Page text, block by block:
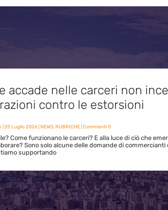
accade nelle carceri non
contro le estorsioni
| 25 Luglio 2026| NEWS,RUBRICHE| Commenti 0
Come funzionano le carceri? E alla luce di ciò che
Sono solo alcune delle domande di commercianti
supportando